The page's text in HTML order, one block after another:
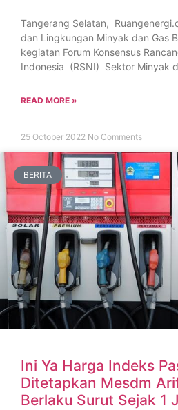
Tangerang Selatan,
dan Lingkungan Minyak dan Gas
kegiatan Forum Konsensus
Indonesia (RSNI) Sektor Minyak
READ MORE »
25 October 2022 No Comments
BERITA
Ini Ya Harga Indeks
Ditetapkan Mesdm
Berlaku Surut Sejak 1